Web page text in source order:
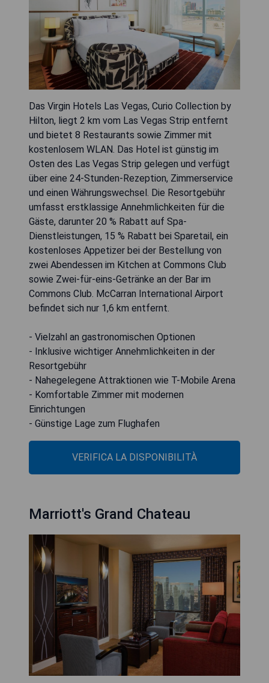
Das Virgin Hotels Las Vegas, Curio Collection by
Hilton, liegt 2 km vom Las Vegas Strip entfernt
und bietet 8 Restaurants sowie Zimmer mit
kostenlosem WLAN. Das Hotel ist günstig im
Osten des Las Vegas Strip gelegen und verfügt
über eine 24-Stunden-Rezeption, Zimmerservice
und einen Währungswechsel. Die Resortgebühr
umfasst erstklassige Annehmlichkeiten für die
Gäste, darunter 20 % Rabatt auf Spa-
Dienstleistungen, 15 % Rabatt bei Sparetail, ein
kostenloses Appetizer bei der Bestellung von
zwei Abendessen im Kitchen at Commons Club
sowie Zwei-für-eins-Getränke an der Bar im
Commons Club. McCarran International Airport
befindet sich nur 1,6 km entfernt.
- Vielzahl an gastronomischen Optionen
- Inklusive wichtiger Annehmlichkeiten in der
Resortgebühr
- Nahegelegene Attraktionen wie T-Mobile Arena
- Komfortable Zimmer mit modernen
Einrichtungen
- Günstige Lage zum Flughafen
VERIFICA LA DISPONIBILITÀ
Marriott's Grand Chateau